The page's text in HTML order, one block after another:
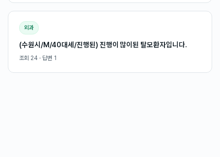
외과
(수원시/M/40대세/진행된) 진행이 많이된 탈모환자입니다.
조회 24 · 답변 1